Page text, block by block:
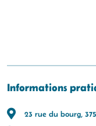
Informations
23 rue du bourg,